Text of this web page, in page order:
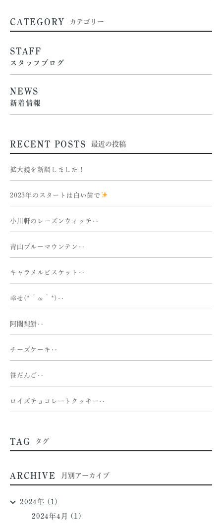
CATEGORY カテゴリー
STAFF
スタッフブログ
NEWS
新着情報
RECENT POSTS 最近の投稿
拡大鏡を新調しました！
2023年のスタートは白い歯で
小川軒のレーズンウィッチ‥
青山ブルーマウンテン‥
キャラメルビスケット‥
幸せ(*´ω｀*)‥
阿闍梨餅‥
チーズケーキ‥
笹だんご‥
ロイズチョコレートクッキー‥
TAG タグ
ARCHIVE 月別アーカイブ
2024年 (1)
2024年4月 (1)